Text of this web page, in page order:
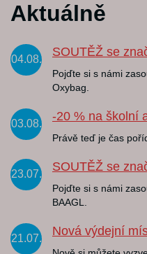
Aktuálně
04.08.
SOUTĚŽ se
Pojďte si s námi
Oxybag.
03.08.
-20 % na školní
Právě teď je čas
23.07.
SOUTĚŽ se
Pojďte si s námi
BAAGL.
21.07.
Nová výdejní